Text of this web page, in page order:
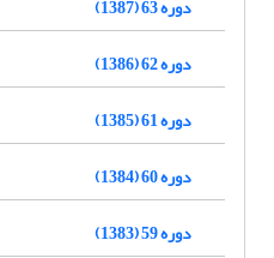
دوره 63 (1387)
دوره 62 (1386)
دوره 61 (1385)
دوره 60 (1384)
دوره 59 (1383)